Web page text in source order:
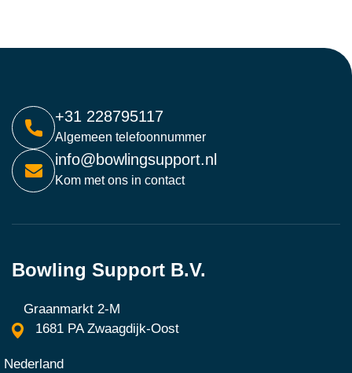
+31 228795117
Algemeen telefoonnummer
info@bowlingsupport.nl
Kom met ons in contact
Bowling Support B.V.
Graanmarkt 2-M
1681 PA Zwaagdijk-Oost
Nederland